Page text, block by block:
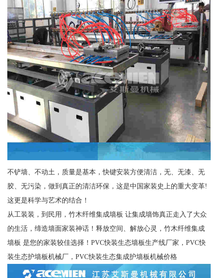
不铲墙、不动土，质量是基本，快键安装方便清洁，无、无漆、无
胶、无污染，做到真正的清洁环保，这是中国家装史上的重大变革!
这更是科学与艺术的结合！
从工装装，到民用，竹木纤维集成墙板 让集成墙饰真正走入了大众
的生活，缔造墙面家装神话！释放空间、解放心灵，竹木纤维集成
墙板 是您的家装较佳选择！PVC快装生态墙板生产线厂家，PVC快
装生态护墙板机械厂，PVC快装生态集成护墙板机械价格